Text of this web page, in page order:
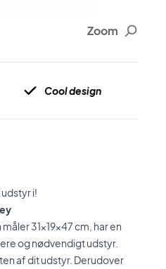
Zoom
Cool design
i!
31x19x47 cm, har en
og nødvendigt udstyr.
af dit udstyr. Derudover